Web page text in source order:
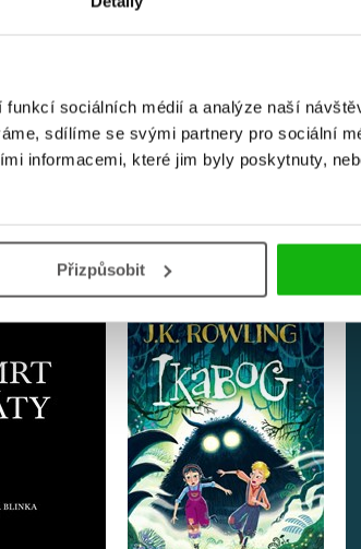
sociálních médií a analýze naší
sdílíme se svými partnery pro sociální
informacemi, které jim byly poskytnuty,
Přizpůsobit
Blinka
Ikabog s ilustracemi
Bena Mantla
J.K. Rowling
Do košíku